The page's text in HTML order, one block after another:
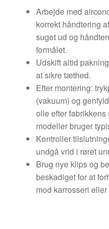
Arbejde med
korrekt håndtering
suget ud og
formålet.
Udskift altid
at sikre tæthed.
Efter montering:
(vakuum) og
olie efter
modeller bruger
Kontroller
undgå vrid i røret
Brug nye klips og
beskadiget for at
mod karrosseri